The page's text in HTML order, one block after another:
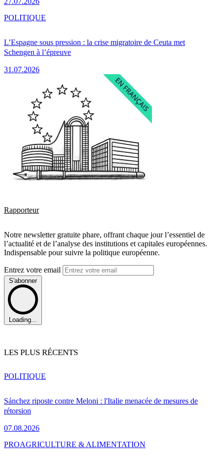
L’Espagne sous pression : la crise migratoire de Ceuta met
Schengen à l’épreuve
31.07.2026
POLITIQUE
Rapporteur
Notre newsletter gratuite phare, offrant chaque jour l’essentiel de
l’actualité et de l’analyse des institutions et capitales européennes.
Indispensable pour suivre la politique européenne.
Entrez votre email
S'abonner
Loading...
LES PLUS RÉCENTS
Sánchez riposte contre Meloni : l'Italie menacée de mesures de
rétorsion
07.08.2026
POLITIQUE
PROAGRICULTURE & ALIMENTATION